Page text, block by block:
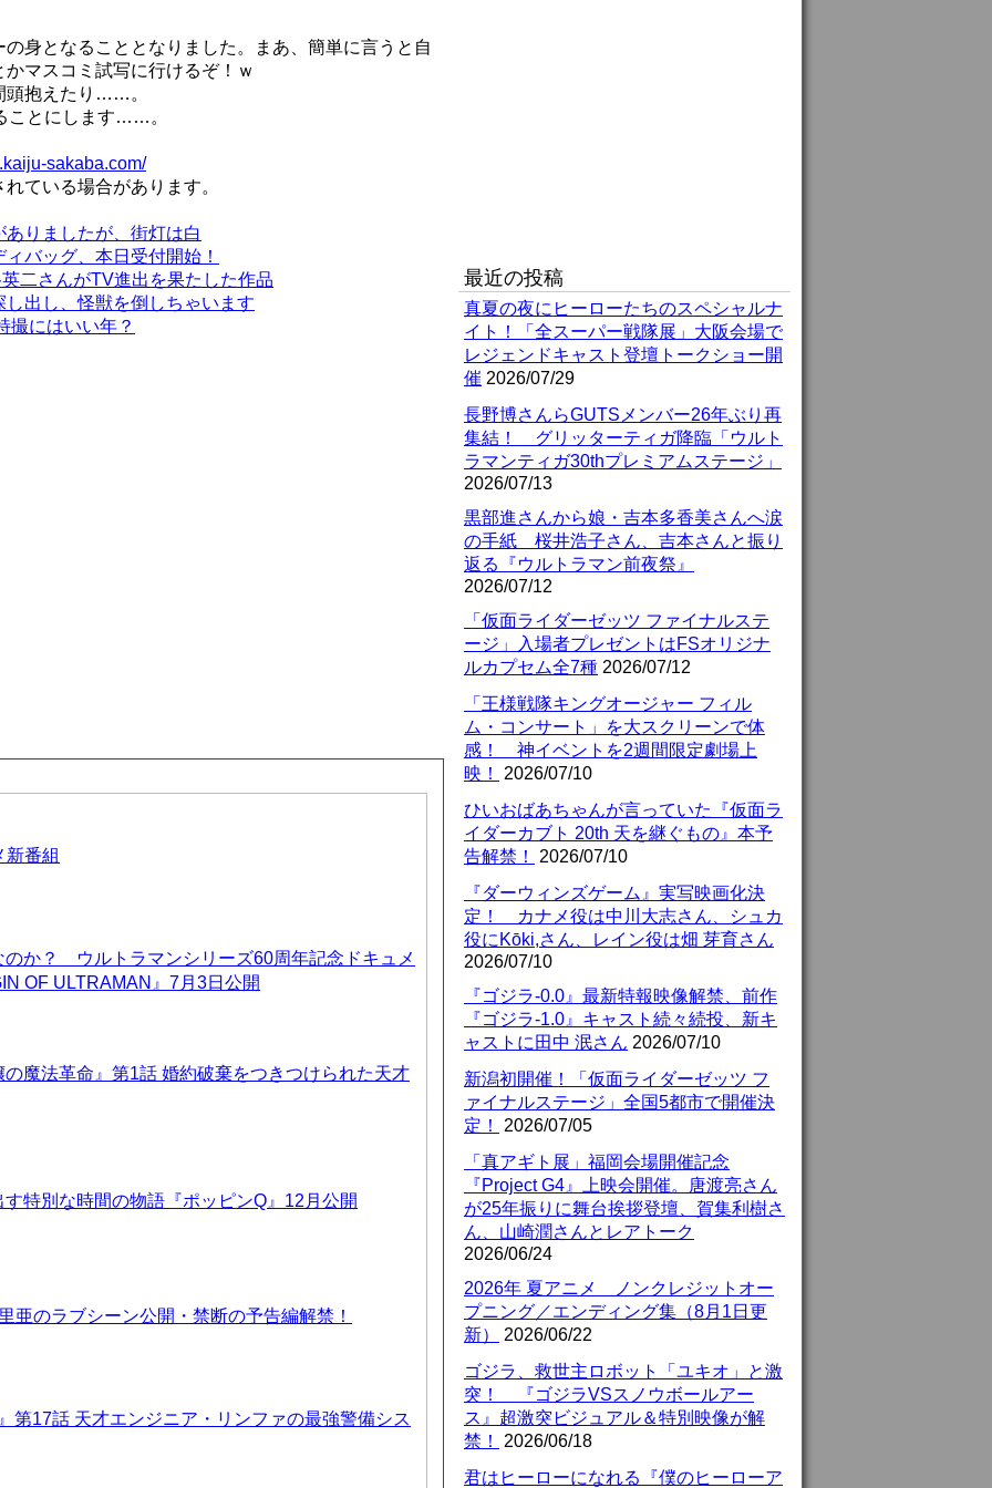
身となることとなりました。まあ、簡単に言うと自
マスコミ試写に行けるぞ！ｗ
頭抱えたり……。
ことにします……。
sakaba.com/
ている場合があります。
りましたが、街灯は白
バッグ、本日受付開始！
二さんがTV進出を果たした作品
出し、怪獣を倒しちゃいます
撮にはいい年？
新番組
のか？ ウルトラマンシリーズ60周年記念ドキュメ
OF ULTRAMAN』7月3日公開
魔法革命』第1話 婚約破棄をつきつけられた天才
特別な時間の物語『ポッピンQ』12月公開
亜のラブシーン公開・禁断の予告編解禁！
第17話 天才エンジニア・リンファの最強警備シス
最近の投稿
真夏の夜にヒーローたちのスペシャルナ
イト！「全スーパー戦隊展」大阪会場で
レジェンドキャスト登壇トークショー開
催 2026/07/29
長野博さんらGUTSメンバー26年ぶり再
集結！ グリッターティガ降臨「ウルト
ラマンティガ30thプレミアムステージ」
2026/07/13
黒部進さんから娘・吉本多香美さんへ涙
の手紙 桜井浩子さん、吉本さんと振り
返る『ウルトラマン前夜祭』
2026/07/12
「仮面ライダーゼッツ ファイナルステ
ージ」入場者プレゼントはFSオリジナ
ルカプセム全7種 2026/07/12
「王様戦隊キングオージャー フィル
ム・コンサート」を大スクリーンで体
感！ 神イベントを2週間限定劇場上
映！
2026/07/10
ひいおばあちゃんが言っていた『仮面ラ
イダーカブト 20th 天を継ぐもの』本予
告解禁！
2026/07/10
『ダーウィンズゲーム』実写映画化決
定！ カナメ役は中川大志さん、シュカ
役にKōki,さん、レイン役は畑 芽育さん
2026/07/10
『ゴジラ-0.0』最新特報映像解禁、前作
『ゴジラ-1.0』キャスト続々続投、新キ
ャストに田中 泯さん 2026/07/10
新潟初開催！「仮面ライダーゼッツ フ
ァイナルステージ」全国5都市で開催決
定！
2026/07/05
「真アギト展」福岡会場開催記念
『Project G4』上映会開催。唐渡亮さん
が25年振りに舞台挨拶登壇、賀集利樹さ
ん、山崎潤さんとレアトーク
2026/06/24
2026年 夏アニメ ノンクレジットオー
プニング／エンディング集（8月1日更
新）
2026/06/22
ゴジラ、救世主ロボット「ユキオ」と激
突！ 『ゴジラVSスノウボールアー
ス』超激突ビジュアル＆特別映像が解
禁！
2026/06/18
君はヒーローになれる『僕のヒーローア